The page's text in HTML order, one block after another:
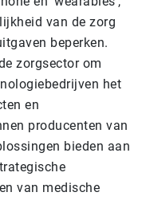
van de zorg
beperken.
zorgsector om
het
en
producenten van
bieden aan
van medische